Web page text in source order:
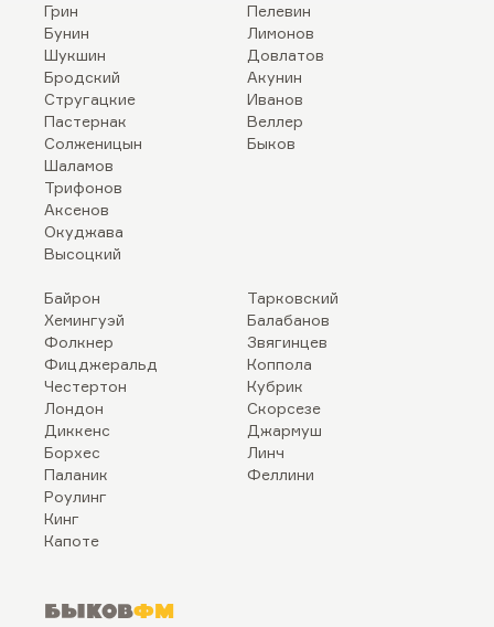
Грин
Бунин
Шукшин
Бродский
Стругацкие
Пастернак
Солженицын
Шаламов
Трифонов
Аксенов
Окуджава
Высоцкий
Пелевин
Лимонов
Довлатов
Акунин
Иванов
Веллер
Быков
Байрон
Хемингуэй
Фолкнер
Фицджеральд
Честертон
Лондон
Диккенс
Борхес
Паланик
Роулинг
Кинг
Капоте
Тарковский
Балабанов
Звягинцев
Коппола
Кубрик
Скорсезе
Джармуш
Линч
Феллини
БыковФМ